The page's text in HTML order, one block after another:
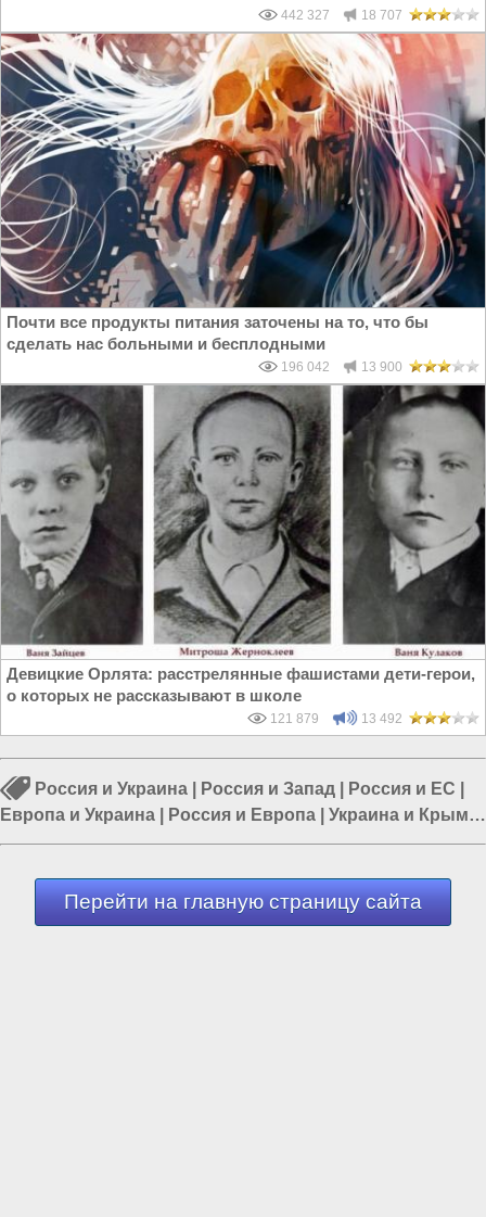
442 327 18 707
Почти все продукты питания заточены на то, что бы
сделать нас больными и бесплодными
196 042 13 900
Девицкие Орлята: расстрелянные фашистами дети-герои,
о которых не рассказывают в школе
121 879 13 492
Россия и Украина Россия и Запад Россия и ЕС
Европа и Украина
Россия и Европа Украина и Крым|
Россия и Евразия
Перейти на главную страницу сайта